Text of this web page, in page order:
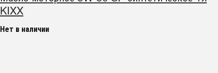
KIXX
Нет в наличии